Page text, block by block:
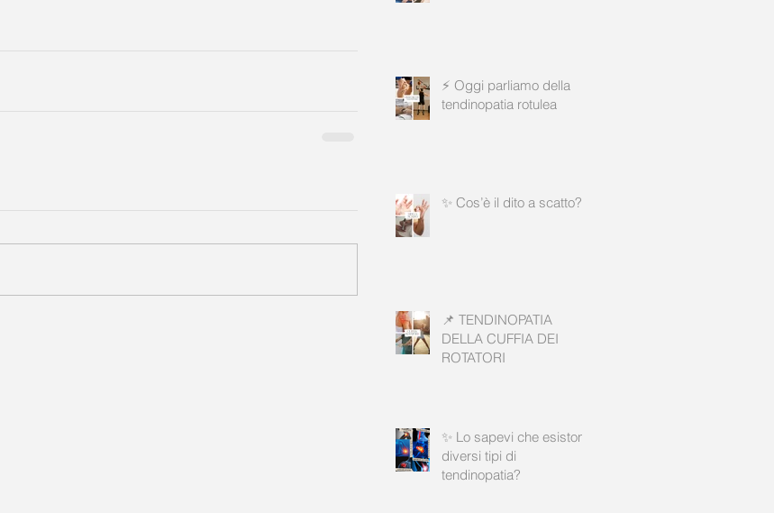
⚡ Oggi parliamo della
tendinopatia rotulea
✨ Cos’è il dito a scatto?
📌 TENDINOPATIA
DELLA CUFFIA DEI
ROTATORI
✨ Lo sapevi che esistono
diversi tipi di
tendinopatia?